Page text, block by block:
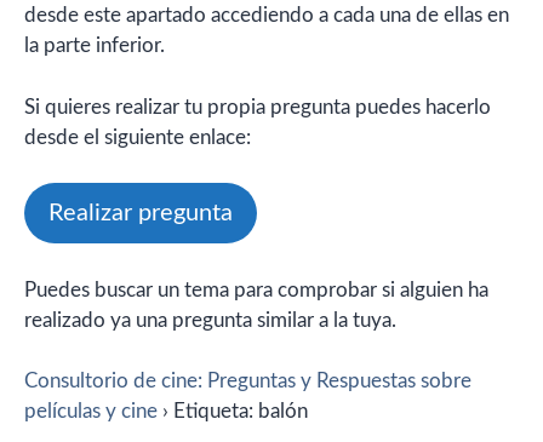
desde este apartado accediendo a cada una de ellas en
la parte inferior.
Si quieres realizar tu propia pregunta puedes hacerlo
desde el siguiente enlace:
Realizar pregunta
Puedes buscar un tema para comprobar si alguien ha
realizado ya una pregunta similar a la tuya.
Consultorio de cine: Preguntas y Respuestas sobre
películas y cine › Etiqueta: balón